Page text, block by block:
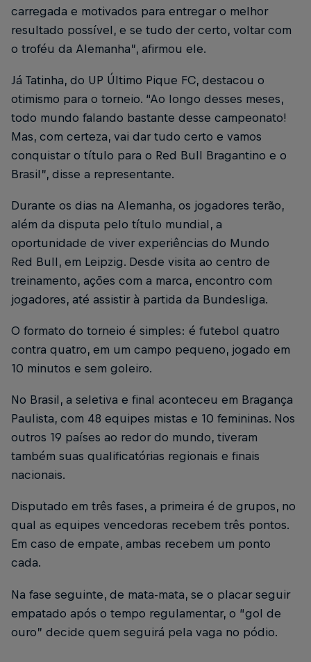
carregada e motivados para entregar o melhor
resultado possível, e se tudo der certo, voltar com
o troféu da Alemanha”, afirmou ele.
Já Tatinha, do UP Último Pique FC, destacou o
otimismo para o torneio. “Ao longo desses meses,
todo mundo falando bastante desse campeonato!
Mas, com certeza, vai dar tudo certo e vamos
conquistar o título para o Red Bull Bragantino e o
Brasil”, disse a representante.
Durante os dias na Alemanha, os jogadores terão,
além da disputa pelo título mundial, a
oportunidade de viver experiências do Mundo
Red Bull, em Leipzig. Desde visita ao centro de
treinamento, ações com a marca, encontro com
jogadores, até assistir à partida da Bundesliga.
O formato do torneio é simples: é futebol quatro
contra quatro, em um campo pequeno, jogado em
10 minutos e sem goleiro.
No Brasil, a seletiva e final aconteceu em Bragança
Paulista, com 48 equipes mistas e 10 femininas. Nos
outros 19 países ao redor do mundo, tiveram
também suas qualificatórias regionais e finais
nacionais.
Disputado em três fases, a primeira é de grupos, no
qual as equipes vencedoras recebem três pontos.
Em caso de empate, ambas recebem um ponto
cada.
Na fase seguinte, de mata-mata, se o placar seguir
empatado após o tempo regulamentar, o “gol de
ouro” decide quem seguirá pela vaga no pódio.